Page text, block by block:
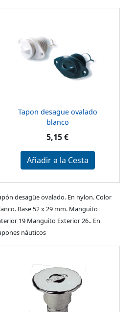
Tapon desague ovalado
blanco
5,15 €
Añadir a la Cesta
desagüe ovalado. En nylon. Color
Base 52 x 29 mm. Manguito
19 Manguito Exterior 26.. En
náuticos